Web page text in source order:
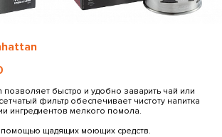
быстро и удобно заварить чай или
фильтр обеспечивает чистоту напитка
ингредиентов мелкого помола.
помощью щадящих моющих средств.